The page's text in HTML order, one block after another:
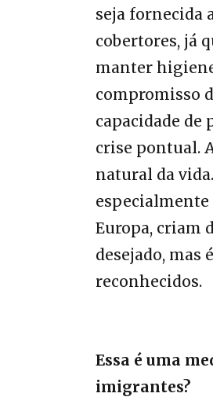
seja fornecida
cobertores, já
manter
compromisso
capacidade de
crise pontual.
natural da
especialmente
Europa, criam
desejado, mas
reconhecidos.
Essa é uma
imigrantes?